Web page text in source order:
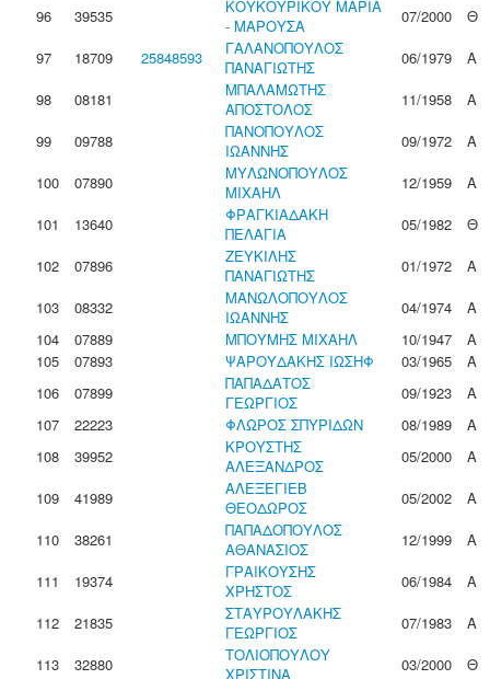
96
39535
ΚΟΥΚΟΥΡΙΚΟΥ ΜΑΡΙΑ
- ΜΑΡΟΥΣΑ
07/2000
Θ
97
18709 25848593
ΓΑΛΑΝΟΠΟΥΛΟΣ
ΠΑΝΑΓΙΩΤΗΣ
06/1979
Α
98
08181
ΜΠΑΛΑΜΩΤΗΣ
ΑΠΟΣΤΟΛΟΣ
11/1958
Α
99
09788
ΠΑΝΟΠΟΥΛΟΣ
ΙΩΑΝΝΗΣ
09/1972
Α
100
07890
ΜΥΛΩΝΟΠΟΥΛΟΣ
ΜΙΧΑΗΛ
12/1959
Α
101
13640
ΦΡΑΓΚΙΑΔΑΚΗ
ΠΕΛΑΓΙΑ
05/1982
Θ
102
07896
ΖΕΥΚΙΛΗΣ
ΠΑΝΑΓΙΩΤΗΣ
01/1972
Α
103
08332
ΜΑΝΩΛΟΠΟΥΛΟΣ
ΙΩΑΝΝΗΣ
04/1974
Α
104
07889 ΜΠΟΥΜΗΣ ΜΙΧΑΗΛ 10/1947
Α
105
07893 ΨΑΡΟΥΔΑΚΗΣ ΙΩΣΗΦ 03/1965
Α
106
07899
ΠΑΠΑΔΑΤΟΣ
ΓΕΩΡΓΙΟΣ
09/1923
Α
107
22223 ΦΛΩΡΟΣ ΣΠΥΡΙΔΩΝ 08/1989
Α
108
39952
ΚΡΟΥΣΤΗΣ
ΑΛΕΞΑΝΔΡΟΣ
05/2000
Α
109
41989
ΑΛΕΞΕΓΙΕΒ
ΘΕΟΔΩΡΟΣ
05/2002
Α
110
38261
ΠΑΠΑΔΟΠΟΥΛΟΣ
ΑΘΑΝΑΣΙΟΣ
12/1999
Α
111
19374
ΓΡΑΙΚΟΥΣΗΣ
ΧΡΗΣΤΟΣ
06/1984
Α
112
21835
ΣΤΑΥΡΟΥΛΑΚΗΣ
ΓΕΩΡΓΙΟΣ
07/1983
Α
113
32880
ΤΟΛΙΟΠΟΥΛΟΥ
ΧΡΙΣΤΙΝΑ
03/2000 Θ